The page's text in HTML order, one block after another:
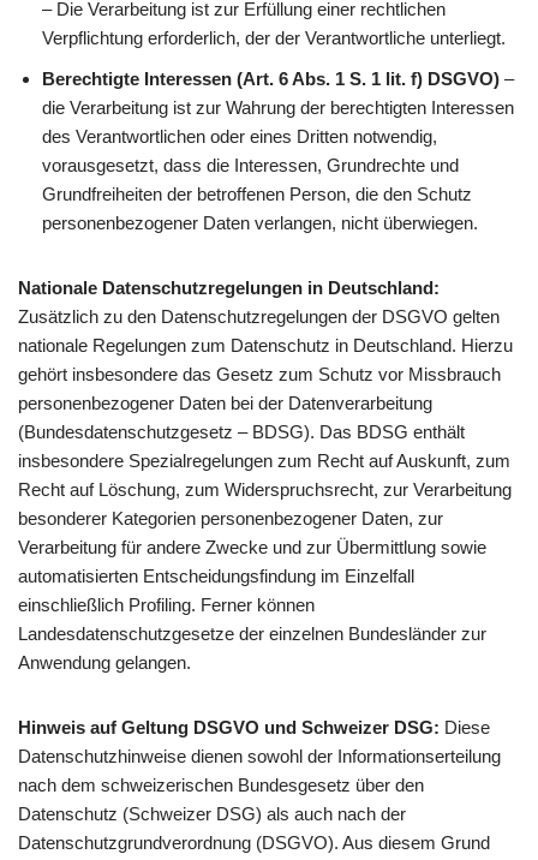
– Die Verarbeitung ist zur Erfüllung einer rechtlichen
Verpflichtung erforderlich, der der Verantwortliche unterliegt.
Berechtigte Interessen (Art. 6 Abs. 1 S. 1 lit. f) DSGVO) –
die Verarbeitung ist zur Wahrung der berechtigten Interessen
des Verantwortlichen oder eines Dritten notwendig,
vorausgesetzt, dass die Interessen, Grundrechte und
Grundfreiheiten der betroffenen Person, die den Schutz
personenbezogener Daten verlangen, nicht überwiegen.
Nationale Datenschutzregelungen in Deutschland:
Zusätzlich zu den Datenschutzregelungen der DSGVO gelten
nationale Regelungen zum Datenschutz in Deutschland. Hierzu
gehört insbesondere das Gesetz zum Schutz vor Missbrauch
personenbezogener Daten bei der Datenverarbeitung
(Bundesdatenschutzgesetz – BDSG). Das BDSG enthält
insbesondere Spezialregelungen zum Recht auf Auskunft, zum
Recht auf Löschung, zum Widerspruchsrecht, zur Verarbeitung
besonderer Kategorien personenbezogener Daten, zur
Verarbeitung für andere Zwecke und zur Übermittlung sowie
automatisierten Entscheidungsfindung im Einzelfall
einschließlich Profiling. Ferner können
Landesdatenschutzgesetze der einzelnen Bundesländer zur
Anwendung gelangen.
Hinweis auf Geltung DSGVO und Schweizer DSG: Diese
Datenschutzhinweise dienen sowohl der Informationserteilung
nach dem schweizerischen Bundesgesetz über den
Datenschutz (Schweizer DSG) als auch nach der
Datenschutzgrundverordnung (DSGVO). Aus diesem Grund